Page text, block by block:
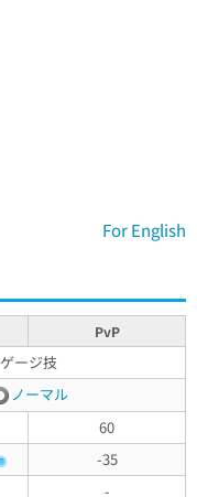
For English
PvP
ゲージ技
ノーマル
60
-35
-